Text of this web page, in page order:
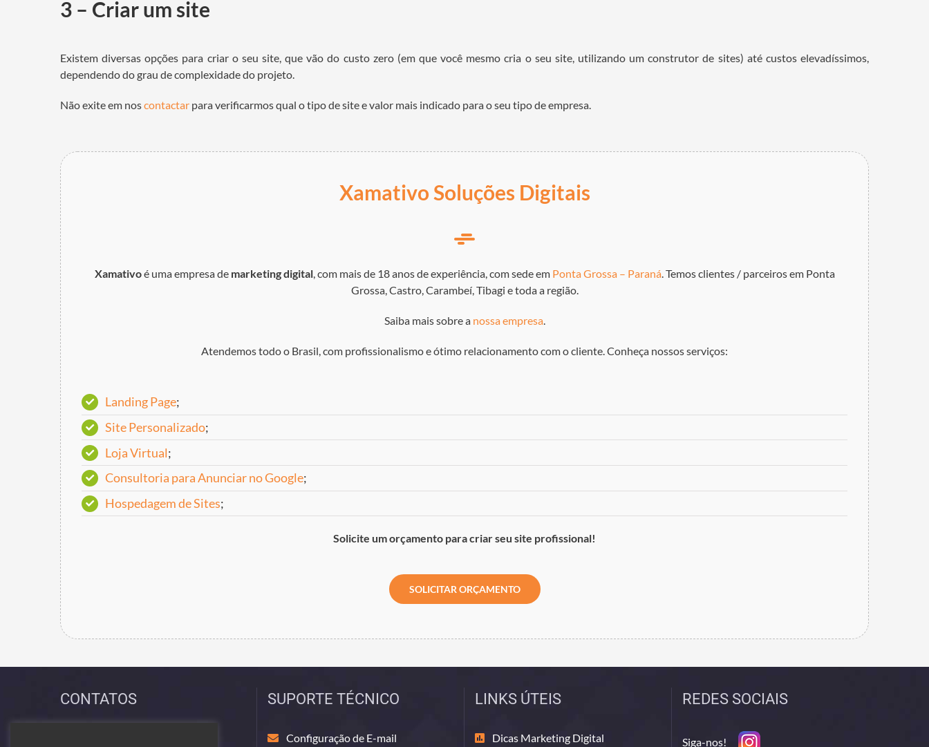
3 – Criar um site
Existem diversas opções para criar o seu site, que vão do custo zero (em que você mesmo cria o seu site, utilizando um construtor de sites) até custos elevadíssimos,
dependendo do grau de complexidade do projeto.
Não exite em noscontactarpara verificarmos qual o tipo de site e valor mais indicado para o seu tipo de empresa.
Xamativo Soluções Digitais
Xamativoé uma empresa de marketing digital, com mais de 18 anos de experiência, com sede em Ponta Grossa – Paraná. Temos clientes / parceiros em Ponta
Grossa, Castro, Carambeí, Tibagi e toda a região.
Saiba mais sobre a nossa empresa.
Atendemos todo o Brasil, com profissionalismo e ótimo relacionamento com o cliente. Conheça nossos serviços:
Landing Page;
Site Personalizado;
Loja Virtual;
Consultoria para Anunciar no Google;
Hospedagem de Sites;
Solicite um orçamento para criar seu site profissional!
SOLICITAR ORÇAMENTO
CONTATOS SUPORTE TÉCNICO
Configuração de E-mail
LINKS ÚTEIS
Dicas Marketing Digital
REDES SOCIAIS
Siga-nos!